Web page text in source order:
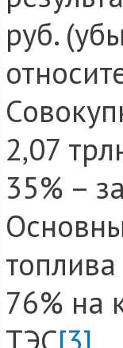
руб.
2,07
35% –
топлива
76% на